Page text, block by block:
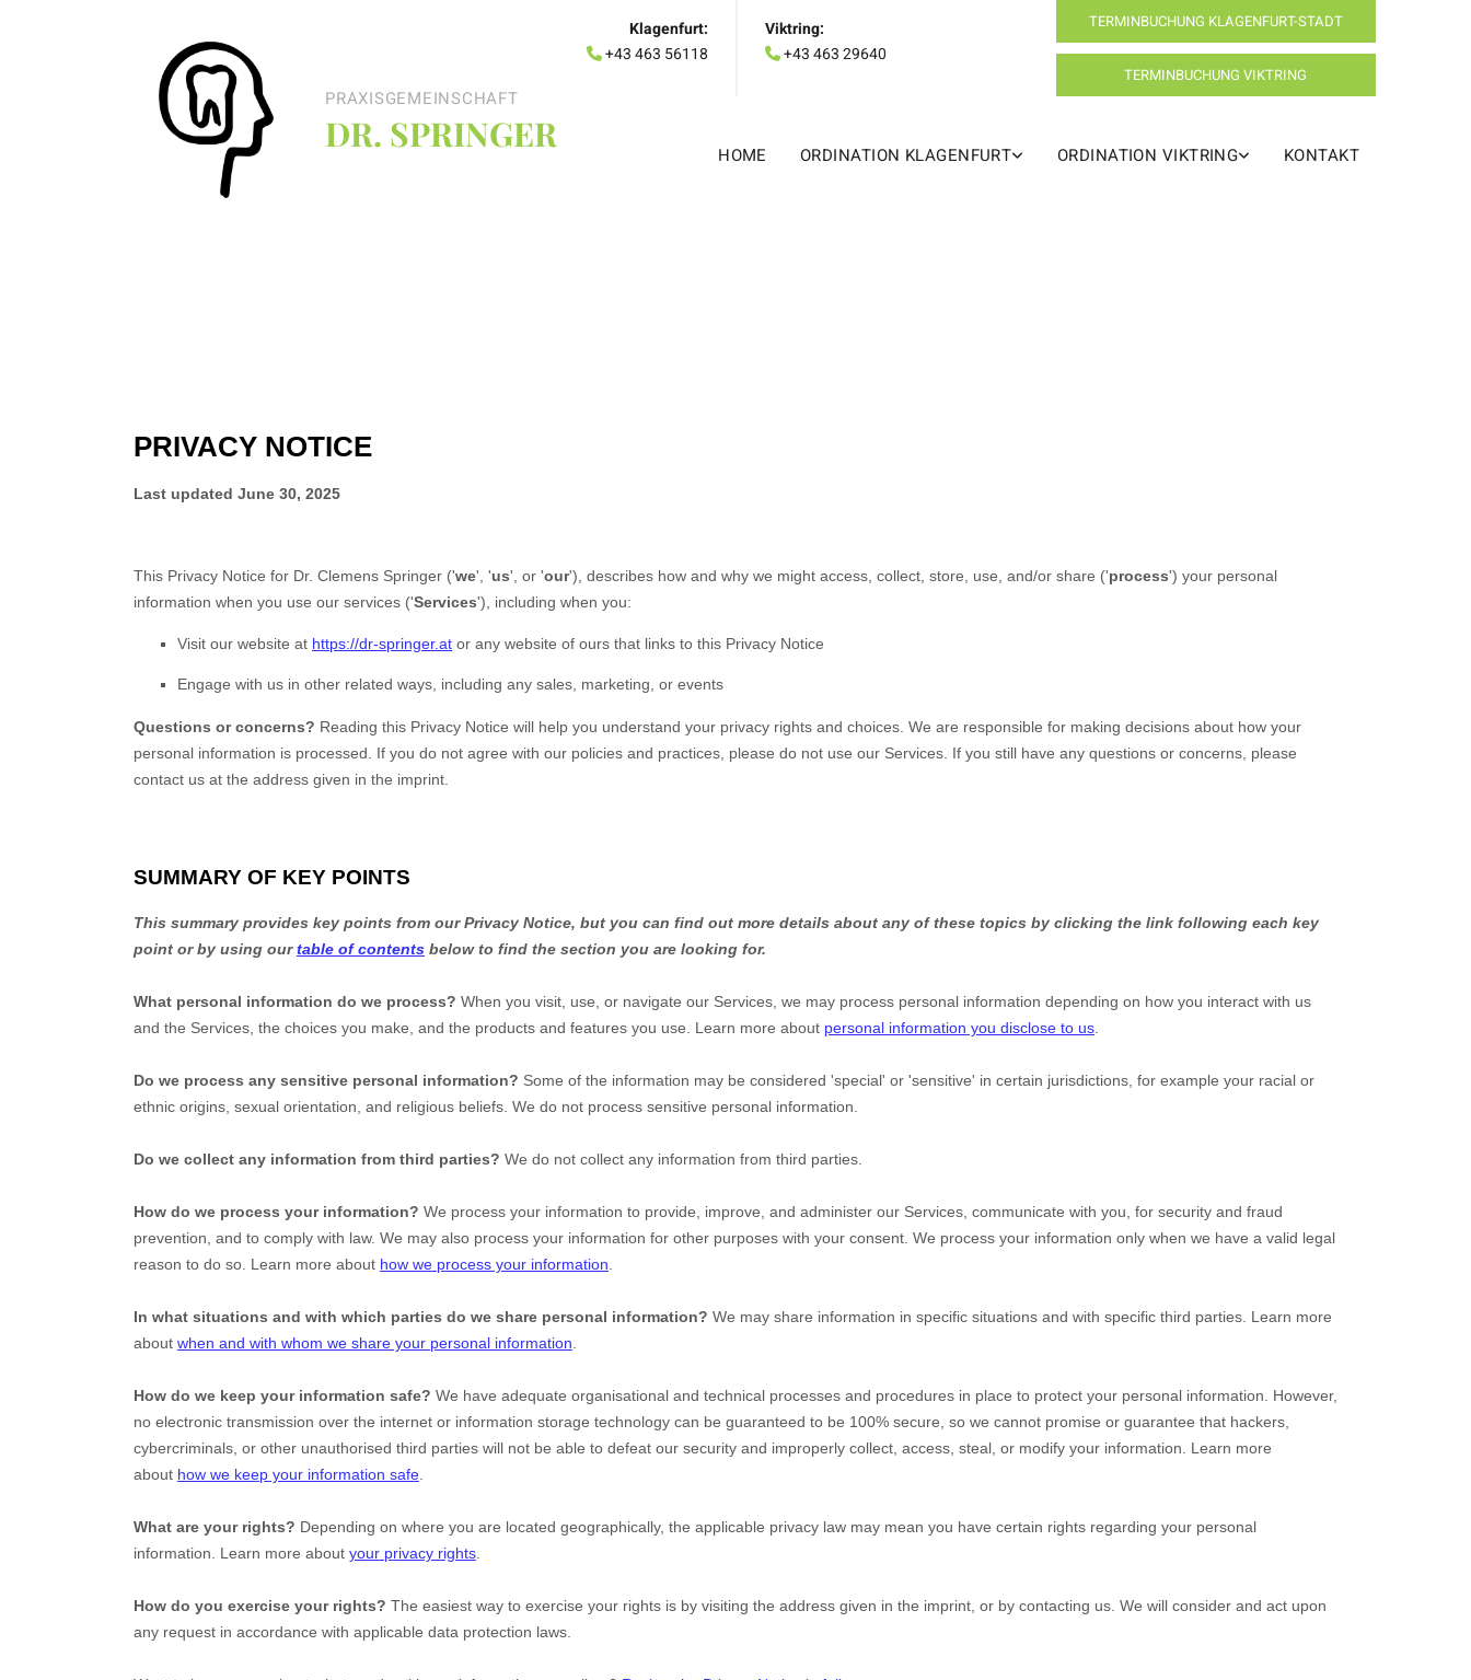
Klagenfurt:
 +43 463 56118
Viktring:
 +43 463 29640
TERMINBUCHUNG KLAGENFURT-STADT
TERMINBUCHUNG VIKTRING
PRAXISGEMEINSCHAFT
DR. SPRINGER
HOME ORDINATION KLAGENFURT ORDINATION VIKTRING KONTAKT